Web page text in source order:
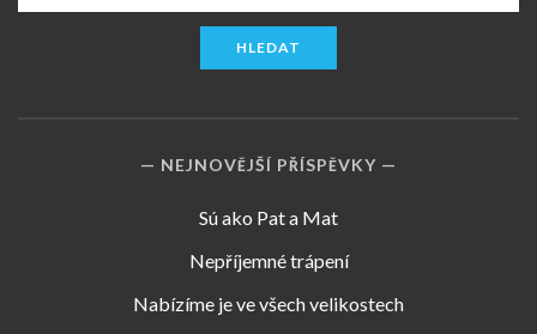
NEJNOVĚJŠÍ PŘÍSPĚVKY
Sú ako Pat a Mat
Nepříjemné trápení
Nabízíme je ve všech velikostech